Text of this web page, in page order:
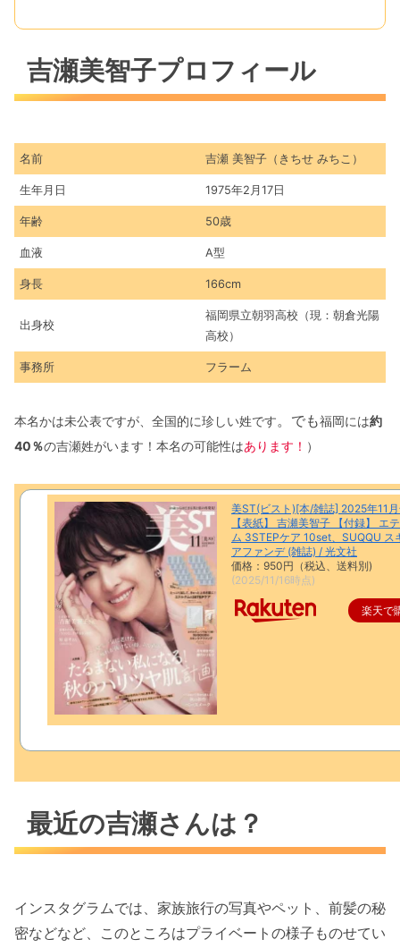
吉瀬美智子プロフィール
名前 吉瀬 美智子（きちせ みちこ）
生年月日 1975年2月17日
年齢 50歳
血液 A型
身長 166cm
出身校
福岡県立朝羽高校（現：朝倉光陽
高校）
事務所 フラーム
本名かは未公表ですが、全国的に珍しい姓です。でも福岡には約
40％の吉瀬姓がいます！本名の可能性はあります！ ）
美ST(ビスト)[本/雑誌] 2025年11
【表紙】 吉瀬美智子 【付録】 エ
ム 3STEPケア 10set、SUQQU ス
アファンデ (雑誌) / 光文社
価格：950円（税込、送料別)
(2025/11/16時点)
楽天で
最近の吉瀬さんは？
インスタグラムでは、家族旅行の写真やペット、前髪の秘
密などなど、このところはプライベートの様子ものせてい